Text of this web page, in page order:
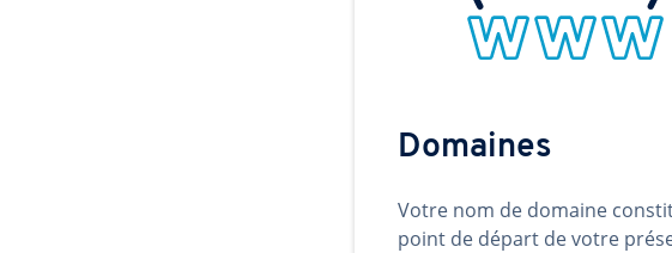
Domaines
Votre nom de domaine
point de départ de votre